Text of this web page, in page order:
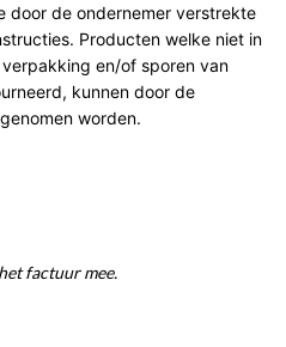
door de ondernemer verstrekte
Producten welke niet in
en/of sporen van
kunnen door de
worden.
factuur mee.